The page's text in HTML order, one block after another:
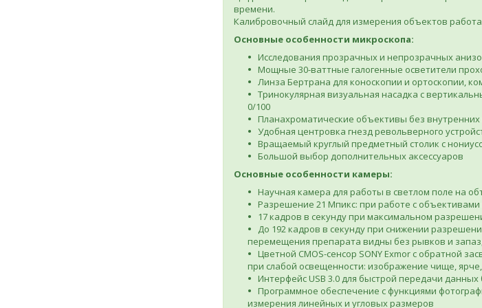
времени.
Калибровочный слайд для измерения объектов
Основные особенности микроскопа:
Исследования прозрачных и непрозрачных
Мощные 30-ваттные галогенные осветители
Линза Бертрана для коноскопии и ортоскопии,
Тринокулярная визуальная насадка с
0/100
Планахроматические объективы без
Удобная центровка гнезд револьверного
Вращаемый круглый предметный столик с
Большой выбор дополнительных аксессуаров
Основные особенности камеры:
Научная камера для работы в светлом поле на
Разрешение 21 Мпикс: при работе с
17 кадров в секунду при максимальном
До 192 кадров в секунду при снижении
перемещения препарата видны без рывков и
Цветной CMOS-сенсор SONY Exmor с обратной
при слабой освещенности: изображение чище,
Интерфейс USB 3.0 для быстрой передачи
Программное обеспечение с функциями
измерения линейных и угловых размеров